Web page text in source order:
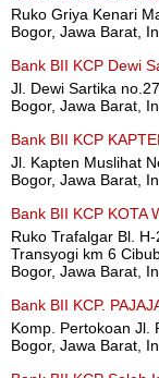
Ruko Griya Kenari
Bogor, Jawa Barat,
Bank BII KCP Dewi
Jl. Dewi Sartika
Bogor, Jawa Barat,
Bank BII KCP
Jl. Kapten Muslihat
Bogor, Jawa Barat,
Bank BII KCP KOTA
Ruko Trafalgar Bl.
Transyogi km 6
Bogor, Jawa Barat,
Bank BII KCP.
Komp. Pertokoan Jl.
Bogor, Jawa Barat,